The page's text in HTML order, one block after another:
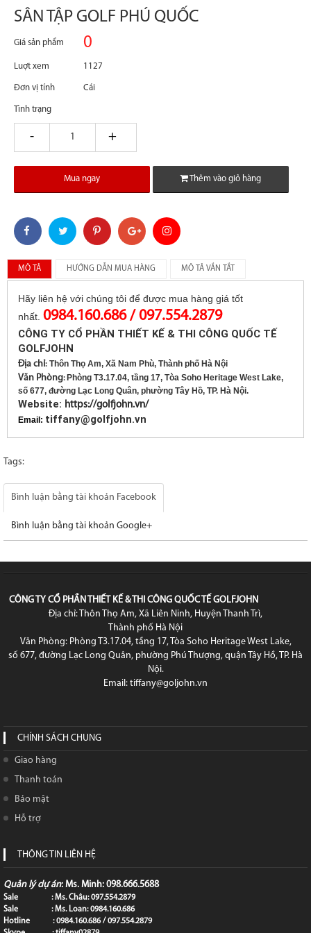
SÂN TẬP GOLF PHÚ QUỐC
Giá sản phẩm 0
Luợt xem 1127
Đơn vị tính Cái
Tình trạng
giam tang
Mua ngay Thêm vào giỏ hàng
MÔ TẢ HƯỚNG DẪN MUA HÀNG MÔ TẢ VẮN TẮT
Hãy liên hệ với chúng tôi để được mua hàng giá tốt
nhất. 0984.160.686 / 097.554.2879
CÔNG TY CỔ PHẦN THIẾT KẾ & THI CÔNG QUỐC TẾ
GOLFJOHN
Địa chỉ: Thôn Thọ Am, Xã Nam Phù, Thành phố Hà Nội
Văn Phòng:Phòng T3.17.04, tầng 17, Tòa Soho Heritage West Lake,
số 677, đường Lạc Long Quân, phường Tây Hồ, TP. Hà Nội.
Website: https://golfjohn.vn/
Email: tiffany@golfjohn.vn
Tags:
Bình luận bằng tài khoản Facebook
Bình luận bằng tài khoản Google+
CÔNG TY CỔ PHẦN THIẾT KẾ & THI CÔNG QUỐC TẾ GOLFJOHN
Địa chỉ: Thôn Thọ Am, Xã Liên Ninh, Huyện Thanh Trì,
Thành phố Hà Nội
Văn Phòng: Phòng T3.17.04, tầng 17, Tòa Soho Heritage West Lake,
số 677, đường Lạc Long Quân, phường Phú Thượng, quận Tây Hồ, TP. Hà
Nội.
Email: tiffany@goljohn.vn
CHÍNH SÁCH CHUNG
Giao hàng
Thanh toán
Bảo mật
Hỗ trợ
THÔNG TIN LIÊN HỆ
Quản lý dự án: Ms. Minh: 098.666.5688
Sale : Ms. Châu: 097.554.2879
Sale : Ms. Loan: 0984.160.686
Hotline : 0984.160.686 / 097.554.2879